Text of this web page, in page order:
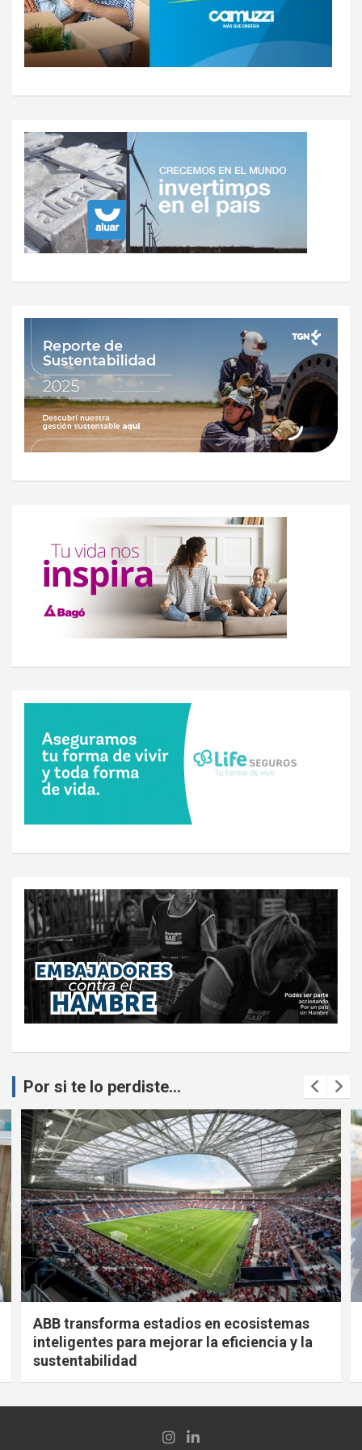
Por si te lo perdiste...
ABB transforma estadios en ecosistemas
inteligentes para mejorar la eficiencia y la
sustentabilidad